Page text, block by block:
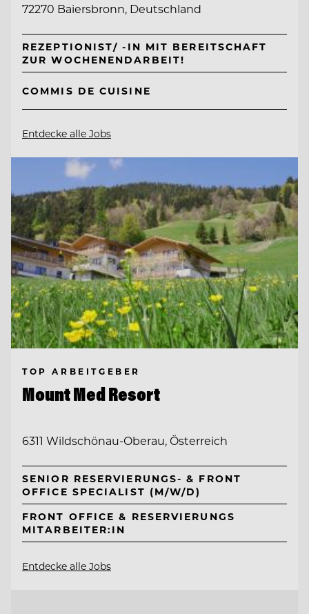
72270 Baiersbronn, Deutschland
REZEPTIONIST/ -IN MIT BEREITSCHAFT
ZUR WOCHENENDARBEIT!
COMMIS DE CUISINE
Entdecke alle Jobs
TOP ARBEITGEBER
Mount Med Resort
6311 Wildschönau-Oberau, Österreich
SENIOR RESERVIERUNGS- & FRONT
OFFICE SPECIALIST (M/W/D)
FRONT OFFICE & RESERVIERUNGS
MITARBEITER:IN
Entdecke alle Jobs